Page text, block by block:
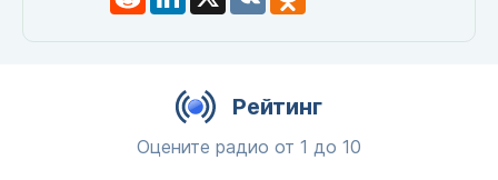
Рейтинг
Оцените радио от 1 до 10